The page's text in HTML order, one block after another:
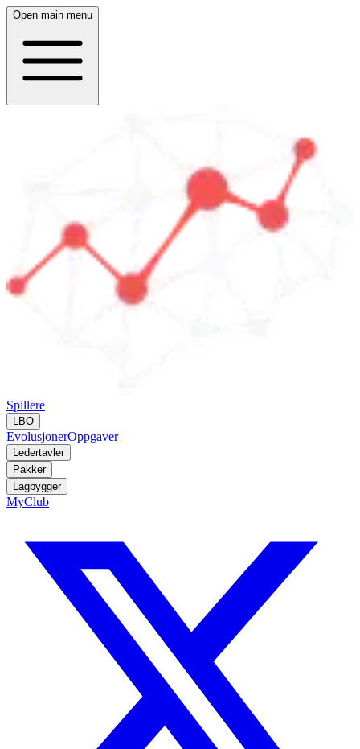
Open main menu
Spillere
LBO
EvolusjonerOppgaver
Ledertavler
Pakker
Lagbygger
MyClub